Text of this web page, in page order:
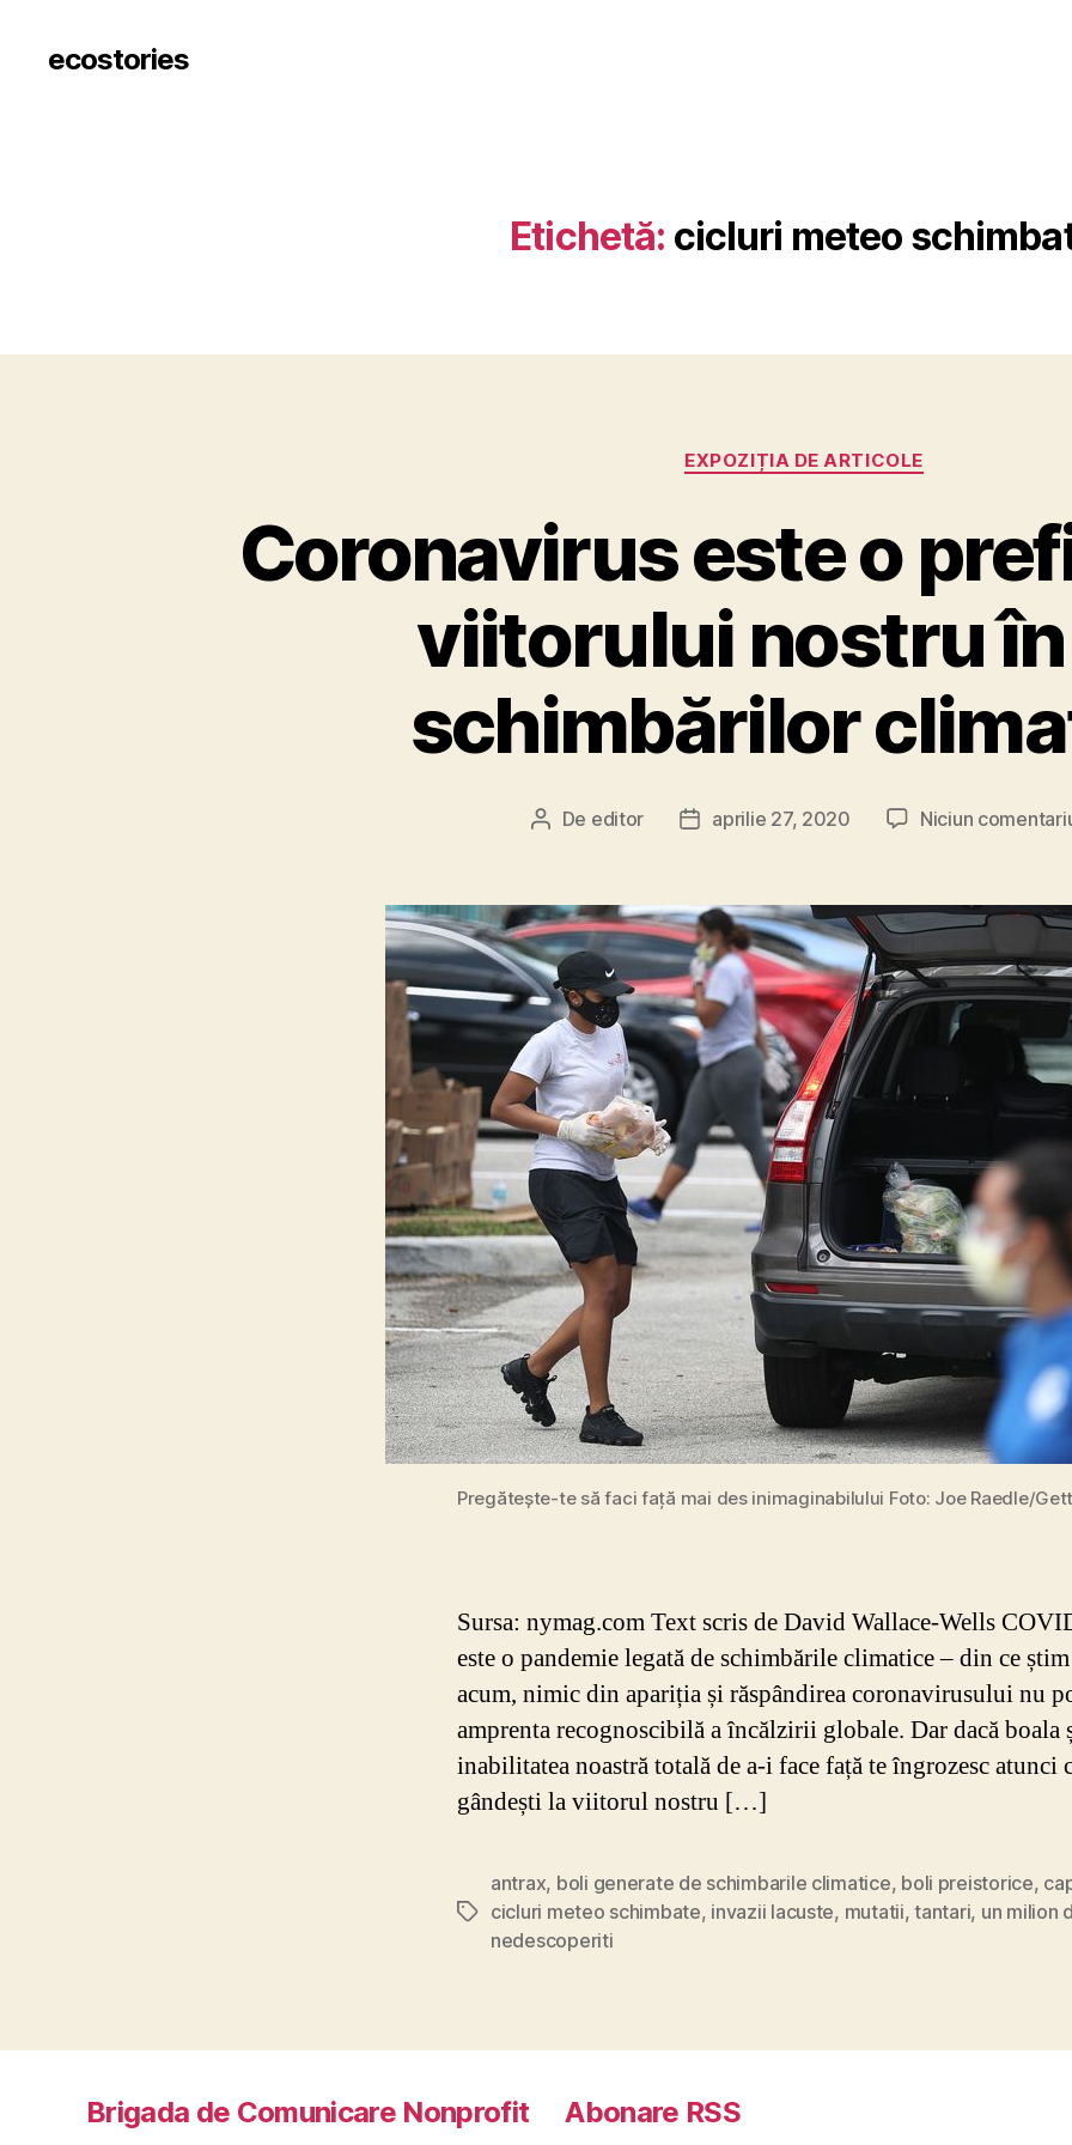
ecostories
Etichetă: cicluri meteo
Categorii
EXPOZIȚIA DE ARTICOLE
Coronavirus este o
viitorului nostru în
schimbărilor
Autor
De editor
Datăaprilie 27, 2020 Niciun
Pregătește-te să faci față mai des inimaginabilului Foto: Joe Raedle/
Sursa: nymag.com Text scris de David Wallace-Wells
este o pandemie legată de schimbările climatice – din ce
acum, nimic din apariția și răspândirea coronavirusului nu
amprenta recognoscibilă a încălzirii globale. Dar dacă boala
inabilitatea noastră totală de a-i face față te îngrozesc atunci
gândești la viitorul nostru […]
Etichete
antrax, boli generate de schimbarile climatice, boli preistorice,
cicluri meteo schimbate, invazii lacuste, mutatii,tantari, un milion
nedescoperiti
Brigada de Comunicare Nonprofit Abonare RSS